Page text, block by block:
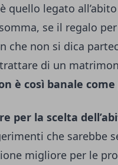
quello legato
se il regalo
che non si dica
di un
è così banale
per la scelta
che sarebbe
migliore per le